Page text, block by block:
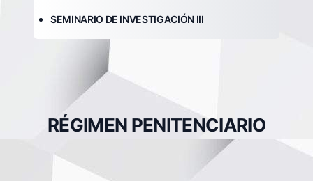
SEMINARIO DE INVESTIGACIÓN III
RÉGIMEN PENITENCIARIO